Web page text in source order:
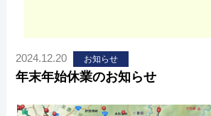
2024.12.20 お知らせ
年末年始休業のお知らせ